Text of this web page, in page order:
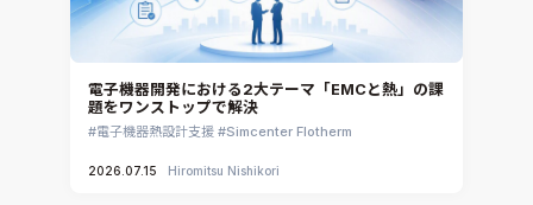
電子機器開発における2大テーマ「EMCと熱」の課
題をワンストップで解決
電子機器熱設計支援 Simcenter Flotherm
2026.07.15 Hiromitsu Nishikori